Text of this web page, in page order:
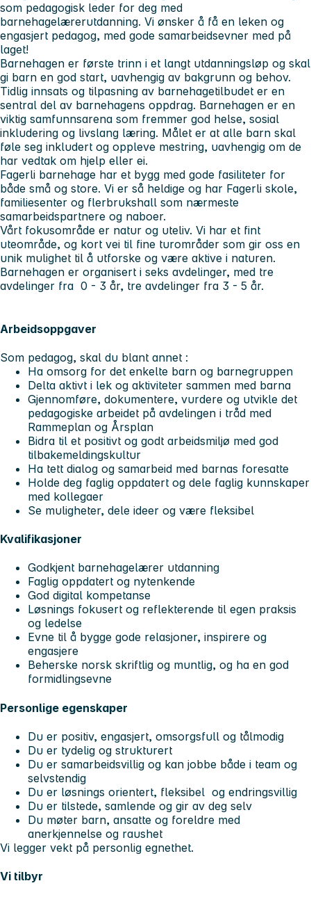
som pedagogisk leder for deg med
barnehagelærerutdanning. Vi ønsker å få en leken og
engasjert pedagog, med gode samarbeidsevner med på
laget!
Barnehagen er første trinn i et langt utdanningsløp og skal
gi barn en god start, uavhengig av bakgrunn og behov.
Tidlig innsats og tilpasning av barnehagetilbudet er en
sentral del av barnehagens oppdrag. Barnehagen er en
viktig samfunnsarena som fremmer god helse, sosial
inkludering og livslang læring. Målet er at alle barn skal
føle seg inkludert og oppleve mestring, uavhengig om de
har vedtak om hjelp eller ei.
Fagerli barnehage har et bygg med gode fasiliteter for
både små og store. Vi er så heldige og har Fagerli skole,
familiesenter og flerbrukshall som nærmeste
samarbeidspartnere og naboer.
Vårt fokusområde er natur og uteliv. Vi har et fint
uteområde, og kort vei til fine turområder som gir oss en
unik mulighet til å utforske og være aktive i naturen.
Barnehagen er organisert i seks avdelinger, med tre
avdelinger fra 0 - 3 år, tre avdelinger fra 3 - 5 år.
Arbeidsoppgaver
Som pedagog, skal du blant annet :
Ha omsorg for det enkelte barn og barnegruppen
Delta aktivt i lek og aktiviteter sammen med barna
Gjennomføre, dokumentere, vurdere og utvikle det
pedagogiske arbeidet på avdelingen i tråd med
Rammeplan og Årsplan
Bidra til et positivt og godt arbeidsmiljø med god
tilbakemeldingskultur
Ha tett dialog og samarbeid med barnas foresatte
Holde deg faglig oppdatert og dele faglig kunnskaper
med kollegaer
Se muligheter, dele ideer og være fleksibel
Kvalifikasjoner
Godkjent barnehagelærer utdanning
Faglig oppdatert og nytenkende
God digital kompetanse
Løsnings fokusert og reflekterende til egen praksis
og ledelse
Evne til å bygge gode relasjoner, inspirere og
engasjere
Beherske norsk skriftlig og muntlig, og ha en god
formidlingsevne
Personlige egenskaper
Du er positiv, engasjert, omsorgsfull og tålmodig
Du er tydelig og strukturert
Du er samarbeidsvillig og kan jobbe både i team og
selvstendig
Du er løsnings orientert, fleksibel og endringsvillig
Du er tilstede, samlende og gir av deg selv
Du møter barn, ansatte og foreldre med
anerkjennelse og raushet
Vi legger vekt på personlig egnethet.
Vi tilbyr